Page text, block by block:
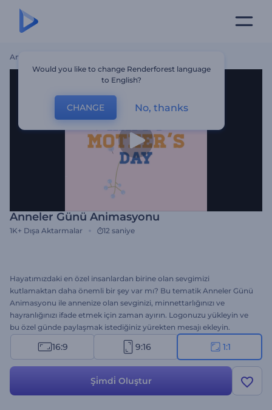
Ana Sayfa
Anneler Günü Animasyonu
1K+ Dışa Aktarmalar 12 saniye
Hayatımızdaki en özel insanlardan birine olan sevgimizi
kutlamaktan daha önemli bir şey var mı? Bu tematik Anneler Günü
Animasyonu ile annenize olan sevginizi, minnettarlığınızı ve
hayranlığınızı ifade etmek için zaman ayırın. Logonuzu yükleyin ve
bu özel günde paylaşmak istediğiniz yürekten mesajı ekleyin.
Kalbinizin derinliklerinden gelen içten dileklerle dolu
animasyonunuzu
oluşturmaya hazır olun. Hemen deneyin!
16:9 9:16 1:1
Şi̇mdi̇ Oluştur
Would you like to change Renderforest language
to English?
CHANGE No, thanks